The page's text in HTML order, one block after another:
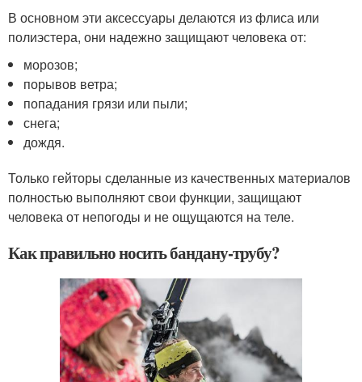
В основном эти аксессуары делаются из флиса или
полиэстера, они надежно защищают человека от:
морозов;
порывов ветра;
попадания грязи или пыли;
снега;
дождя.
Только гейторы сделанные из качественных материалов
полностью выполняют свои функции, защищают
человека от непогоды и не ощущаются на теле.
Как правильно носить бандану-трубу?